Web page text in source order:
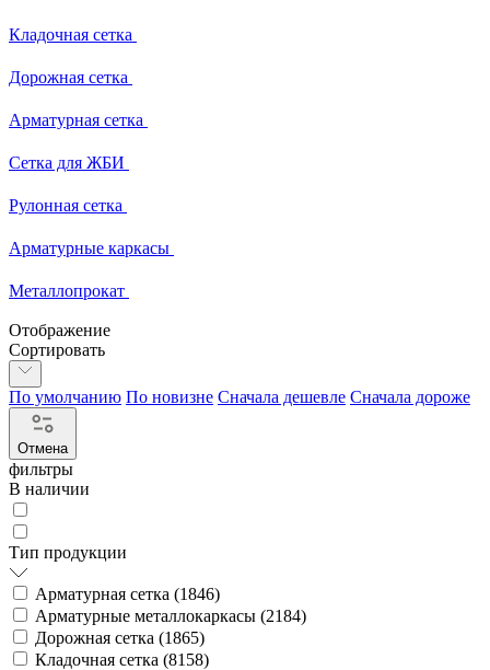
Кладочная сетка
Дорожная сетка
Арматурная сетка
Сетка для ЖБИ
Рулонная сетка
Арматурные каркасы
Металлопрокат
Отображение
Сортировать
По умолчанию По новизне Сначала дешевле Сначала дороже
Отмена
фильтры
В наличии
Тип продукции
Арматурная сетка (1846)
Арматурные металлокаркасы (2184)
Дорожная сетка (1865)
Кладочная сетка (8158)